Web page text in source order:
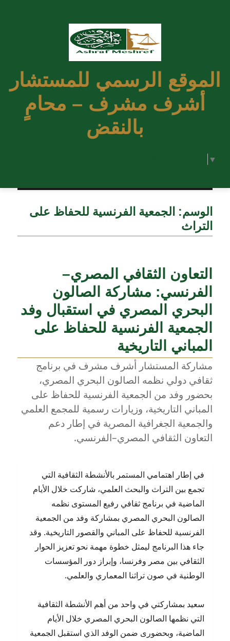
الموقع الرسمي للمستشار
أشرف مشرف – محامٍ
بالنقض
▼
الوسم: الجمعية الفرنسية للحفاظ على
التراث
التعاون الثقافي المصري–
الفرنسي: مشاركة الصالون
البحري المصري في استقبال وفد
الجمعية الفرنسية للحفاظ على
المباني التاريخية
مشاركة المستشار أشرف مشرف في برنامج
ثقافي دولي نظمه الصالون البحري المصري،
بحضور وفد من الجمعية الفرنسية للحفاظ على
المباني التاريخية، وزيارات رسمية للمجمع العلمي
والجمعية الجغرافية المصرية في إطار دعم
التعاون الثقافي المصري–الفرنسي.
في إطار اهتمامي المستمر بالأنشطة الثقافية التي
تجمع بين التراث والبحث العلمي، شاركت خلال الأيام
الماضية في برنامج ثقافي رفيع المستوى نظمه
الصالون البحري المصري بمشاركة وفد من الجمعية
الفرنسية للحفاظ على المباني والقصور التاريخية. وقد
جاء هذا البرنامج ليمثل خطوة مهمة نحو تعزيز الحوار
الثقافي بين مصر وفرنسا، وإبراز دور المؤسسات
الوطنية في صون تراثنا المعماري والعلمي.
سعيد بمشاركتي في واحد من أهم الأنشطة الثقافية
التي نظمها الصالون البحري المصري خلال الأيام
الماضية، وبحضورى ضمن الوفد الذي استقبل الجمعية